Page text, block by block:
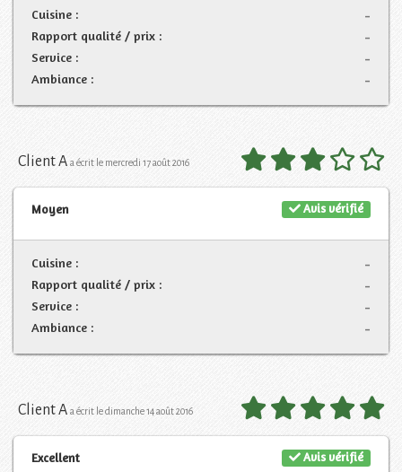
-
Cuisine :
-
Rapport qualité / prix :
-
Service :
-
Ambiance :
Client A a écrit le mercredi 17 août 2016
Avis vérifié
Moyen
-
Cuisine :
-
Rapport qualité / prix :
-
Service :
-
Ambiance :
Client A a écrit le dimanche 14 août 2016
Avis vérifié
Excellent